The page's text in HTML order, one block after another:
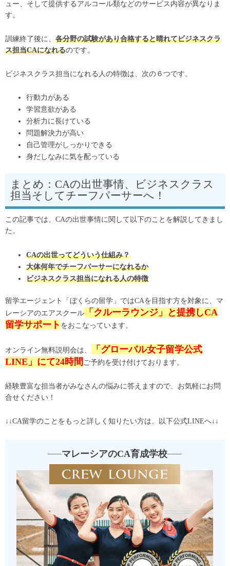
ュー、そして提供するアルコール類などのサービス内容が異なりま
す。
訓練終了後に、 各分野の試験があり合格すると晴れてビジネスクラ
ス担当CAになれるのです。
ビジネスクラス担当になれる人の特徴は、次の６つです。
行動力がある
学習意欲がある
分析力に長けている
問題解決力が高い
自己管理がしっかりできる
身だしなみに気を配っている
まとめ：CAの出世事情、ビジネスクラス
担当そしてチーフパーサーへ！
この記事では、CAの出世事情に関して以下のことを解説してきまし
た。
CAの出世ってどういう仕組み？
大体何年でチーフパーサーになれるか
ビジネスクラス担当になれる人の特徴
留学エージェント「ぼくらの留学」ではCAを目指す方を対象に、マ
レーシアのエアスクール
「クルーラウンジ」と提携しCA
留学サポート をおこなっています。
オンライン無料説明会は、
「グローバル女子留学公式
LINE」にて24時間 ご予約を受け付けております。
経験豊富な担当者がみなさんの悩みに答えますので、お気軽にお問
合せください！
↓↓CA留学のことをもっと詳しく知りたい方は、以下公式LINEへ↓↓
マレーシアのCA育成学校